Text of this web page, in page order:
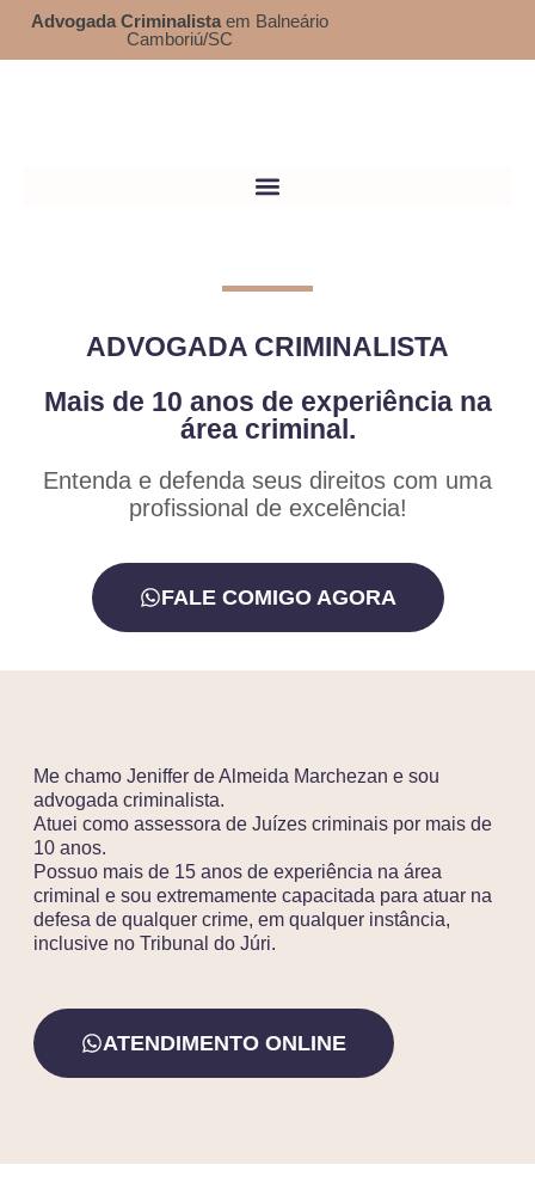
Advogada Criminalista em Balneário
Camboriú/SC
ADVOGADA CRIMINALISTA
Mais de 10 anos de experiência na
área criminal.
Entenda e defenda seus direitos com uma
profissional de excelência!
FALE COMIGO AGORA
Me chamo Jeniffer de Almeida Marchezan e sou
advogada criminalista.
Atuei como assessora de Juízes criminais por mais de
10 anos.
Possuo mais de 15 anos de experiência na área
criminal e sou extremamente capacitada para atuar na
defesa de qualquer crime, em qualquer instância,
inclusive no Tribunal do Júri.
ATENDIMENTO ONLINE